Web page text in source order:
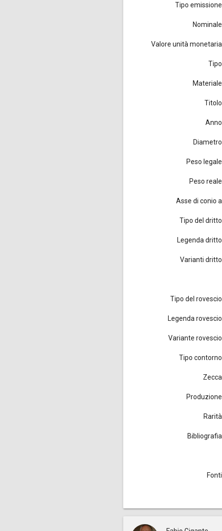
Tipo emissione
Nominale
Valore unità monetaria
Tipo
Materiale
Titolo
Anno
Diametro
Peso legale
Peso reale
Asse di conio a
Tipo del dritto
Legenda dritto
Varianti dritto
Tipo del rovescio
Legenda rovescio
Variante rovescio
Tipo contorno
Zecca
Produzione
Rarità
Bibliografia
Fonti